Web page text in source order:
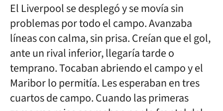
El Liverpool se desplegó y se movía sin
problemas por todo el campo. Avanzaba
líneas con calma, sin prisa. Creían que el gol,
ante un rival inferior, llegaría tarde o
temprano. Tocaban abriendo el campo y el
Maribor lo permitía. Les esperaban en tres
cuartos de campo. Cuando las primeras